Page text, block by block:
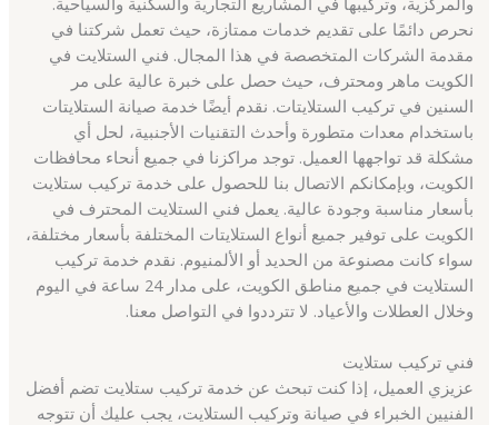
نحرص دائمًا على تقديم خدمات ممتازة، حيث تعمل شركتنا في
مقدمة الشركات المتخصصة في هذا المجال. فني الستلايت في
الكويت ماهر ومحترف، حيث حصل على خبرة عالية على مر
السنين في تركيب الستلايتات. نقدم أيضًا خدمة صيانة الستلايتات
باستخدام معدات متطورة وأحدث التقنيات الأجنبية، لحل أي
مشكلة قد تواجهها العميل. توجد مراكزنا في جميع أنحاء محافظات
الكويت، وبإمكانكم الاتصال بنا للحصول على خدمة تركيب ستلايت
بأسعار مناسبة وجودة عالية. يعمل فني الستلايت المحترف في
الكويت على توفير جميع أنواع الستلايتات المختلفة بأسعار مختلفة،
سواء كانت مصنوعة من الحديد أو الألمنيوم. نقدم خدمة تركيب
الستلايت في جميع مناطق الكويت، على مدار 24 ساعة في اليوم
وخلال العطلات والأعياد. لا تترددوا في التواصل معنا.
فني تركيب ستلايت
عزيزي العميل، إذا كنت تبحث عن خدمة تركيب ستلايت تضم أفضل
الفنيين الخبراء في صيانة وتركيب الستلايت، يجب عليك أن تتوجه